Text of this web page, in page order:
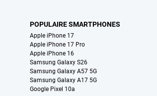
POPULAIRE SMARTPHONES
Apple iPhone 17
Apple iPhone 17 Pro
Apple iPhone 16
Samsung Galaxy S26
Samsung Galaxy A57 5G
Samsung Galaxy A17 5G
Google Pixel 10a